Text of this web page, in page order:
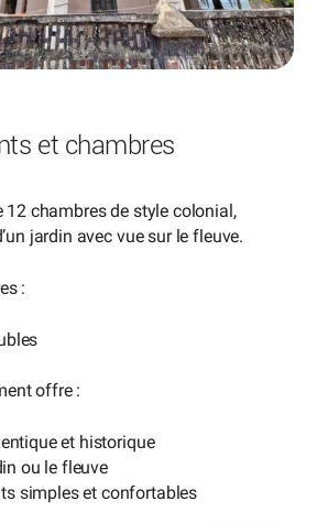
et chambres
12 chambres de style colonial,
jardin avec vue sur le fleuve.
:
offre :
et historique
ou le fleuve
simples et confortables